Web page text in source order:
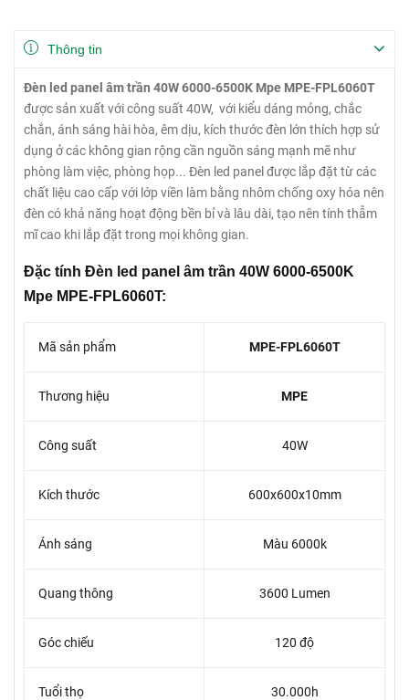
Thông tin
Đèn led panel âm trần 40W 6000-6500K Mpe MPE-FPL6060T
được sản xuất với công suất 40W, với kiểu dáng mỏng, chắc
chắn, ánh sáng hài hòa, êm dịu, kích thước đèn lớn thích hợp sử
dụng ở các không gian rộng cần nguồn sáng mạnh mẽ như
phòng làm việc, phòng họp... Đèn led panel được lắp đặt từ các
chất liệu cao cấp với lớp viền làm bằng nhôm chống oxy hóa nên
đèn có khả năng hoạt động bền bỉ và lâu dài, tạo nên tính thẫm
mĩ cao khi lắp đặt trong mọi không gian.
Đặc tính Đèn led panel âm trần 40W 6000-6500K
Mpe MPE-FPL6060T:
Mã sản phẩm MPE-FPL6060T
Thương hiệu MPE
Công suất 40W
Kích thước 600x600x10mm
Ánh sáng Màu 6000k
Quang thông 3600 Lumen
Góc chiếu 120 độ
Tuổi thọ 30.000h